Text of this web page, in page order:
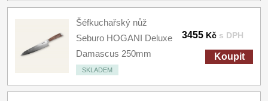
Šéfkuchařský nůž
Seburo HOGANI Deluxe
Damascus 250mm
SKLADEM
3455 Kč s DPH
Koupit